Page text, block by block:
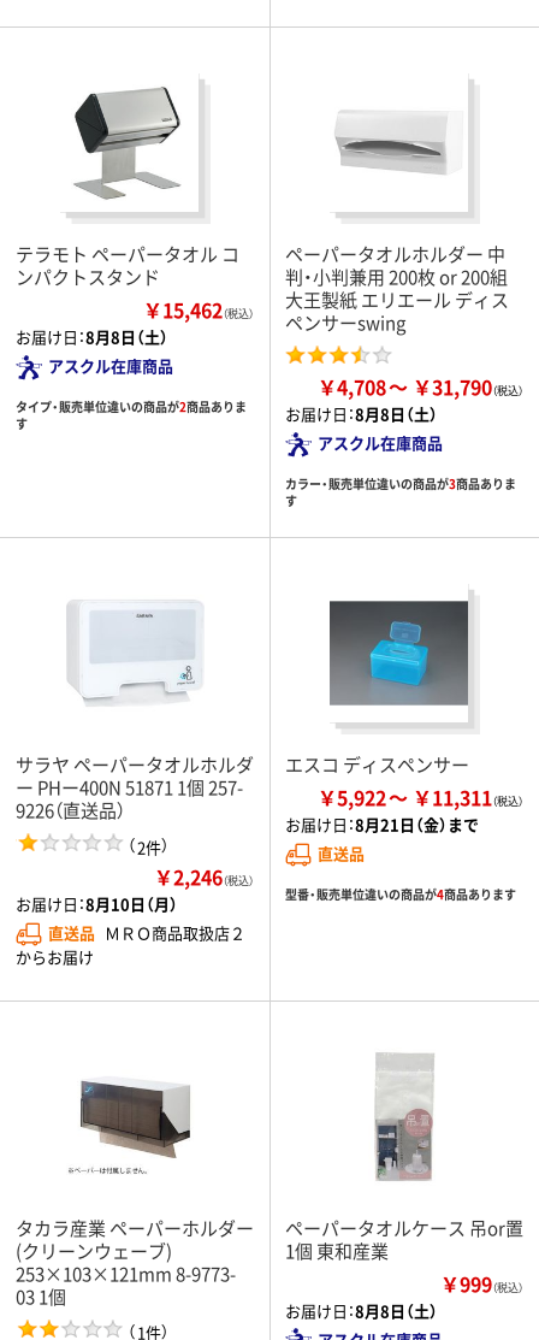
テラモト ペーパータオル コ
ンパクトスタンド
￥15,462（税込）
お届け日：8月8日（土）
アスクル在庫商品
タイプ・販売単位違いの商品が2商品ありま
す
ペーパータオルホルダー 中
判・小判兼用 200枚 or 200組
大王製紙 エリエール ディス
ペンサーswing
￥4,708 ￥31,790
お届け日：8月8日（土）
アスクル在庫商品
カラー・販売単位違いの商品が3商品ありま
す
サラヤ ペーパータオルホルダ
ー PHー400N 51871 1個 257-
9226（直送品）
（2件）
￥2,246（税込）
お届け日：8月10日（月）
直送品 ＭＲＯ商品取扱店２
からお届け
エスコ ディスペンサー
￥5,922 ￥11,311
お届け日：8月21日（金）まで
直送品
型番・販売単位違いの商品が4商品あります
タカラ産業 ペーパーホルダー
(クリーンウェーブ)
253×103×121mm 8-9773-
03 1個
（1件）
ペーパータオルケース 吊or置
1個 東和産業
￥999（税込）
お届け日：8月8日（土）